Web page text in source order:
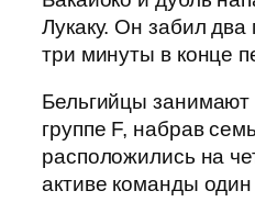
Лукаку. Он забил
три минуты в конце
Бельгийцы занимают
группе F, набрав
расположились на
активе команды